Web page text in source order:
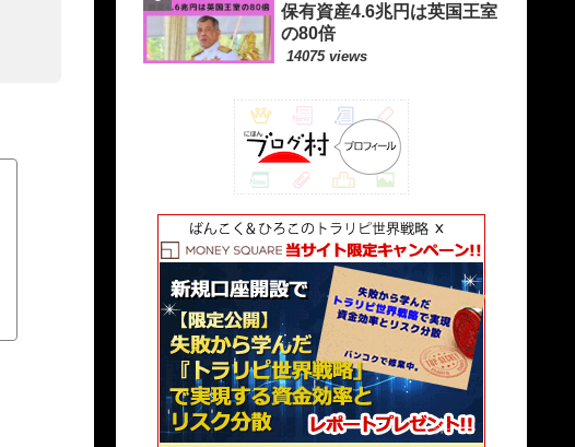
保有資産4.6兆円は英国王室
の80倍
14075 views